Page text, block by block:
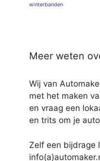
winterbanden
Meer weten
Wij van
met het maken
en vraag een
en trits om je
Zelf een bijdrage